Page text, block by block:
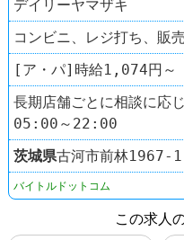
デイリーヤマザキ
コンビニ、レジ打ち、販
[ア・パ]時給1,074円～
長期店舗ごとに相談に応じ
05:00～22:00
茨城県古河市前林1967‐1
バイトルドットコム
この求人